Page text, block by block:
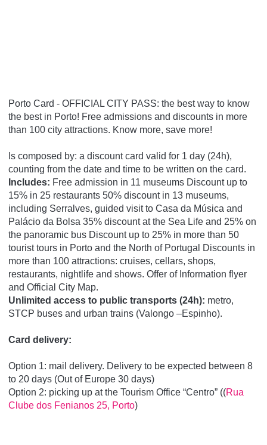
Porto Card - OFFICIAL CITY PASS: the best way to know
the best in Porto! Free admissions and discounts in more
than 100 city attractions. Know more, save more!
Is composed by: a discount card valid for 1 day (24h),
counting from the date and time to be written on the card.
Includes: Free admission in 11 museums Discount up to
15% in 25 restaurants 50% discount in 13 museums,
including Serralves, guided visit to Casa da Música and
Palácio da Bolsa 35% discount at the Sea Life and 25% on
the panoramic bus Discount up to 25% in more than 50
tourist tours in Porto and the North of Portugal Discounts in
more than 100 attractions: cruises, cellars, shops,
restaurants, nightlife and shows. Offer of Information flyer
and Official City Map.
Unlimited access to public transports (24h): metro,
STCP buses and urban trains (Valongo –Espinho).
Card delivery:
Option 1: mail delivery. Delivery to be expected between 8
to 20 days (Out of Europe 30 days)
Option 2: picking up at the Tourism Office “Centro” ((Rua
Clube dos Fenianos 25, Porto)